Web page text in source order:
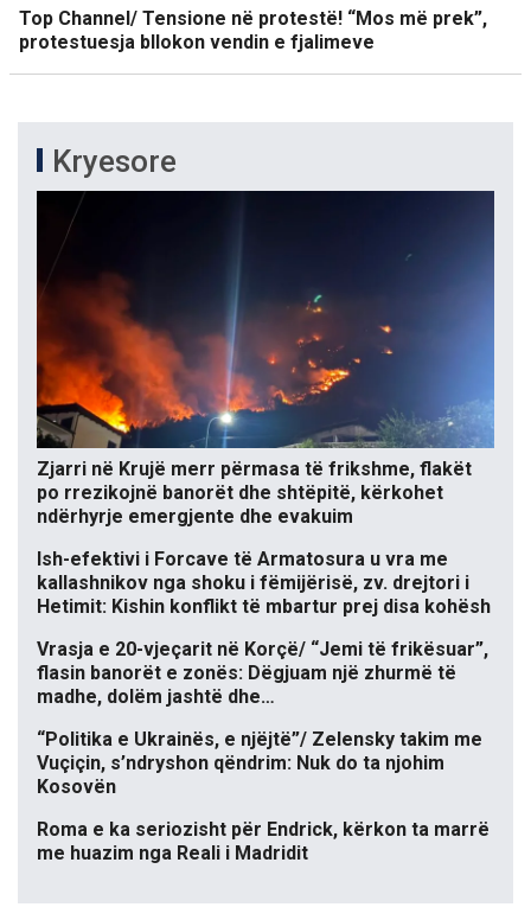
Top Channel/ Tensione në protestë! “Mos më prek”,
protestuesja bllokon vendin e fjalimeve
Kryesore
Zjarri në Krujë merr përmasa të frikshme, flakët
po rrezikojnë banorët dhe shtëpitë, kërkohet
ndërhyrje emergjente dhe evakuim
Ish-efektivi i Forcave të Armatosura u vra me
kallashnikov nga shoku i fëmijërisë, zv. drejtori i
Hetimit: Kishin konflikt të mbartur prej disa kohësh
Vrasja e 20-vjeçarit në Korçë/ “Jemi të frikësuar”,
flasin banorët e zonës: Dëgjuam një zhurmë të
madhe, dolëm jashtë dhe…
“Politika e Ukrainës, e njëjtë”/ Zelensky takim me
Vuçiçin, s’ndryshon qëndrim: Nuk do ta njohim
Kosovën
Roma e ka seriozisht për Endrick, kërkon ta marrë
me huazim nga Reali i Madridit